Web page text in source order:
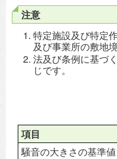
注意
特定施設及び特定
及び事業所の敷地
法及び条例に基づ
じです。
項目
騒音の大きさの基準値